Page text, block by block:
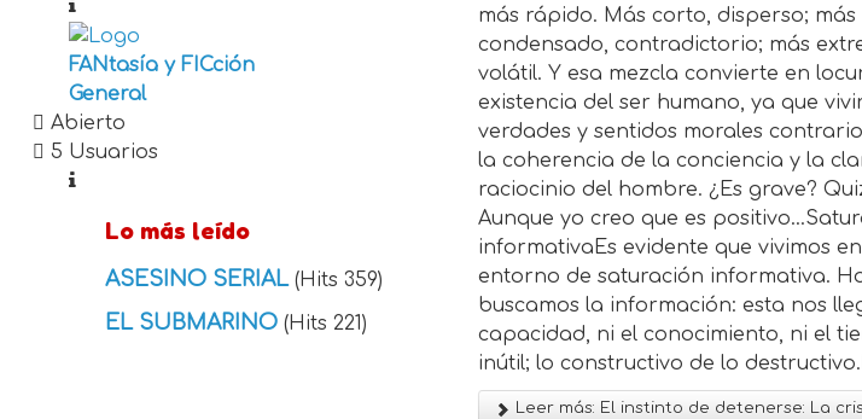
más rápido. Más corto, disperso; más
condensado, contradictorio; más
volátil. Y esa mezcla convierte en
existencia del ser humano, ya que
verdades y sentidos morales
la coherencia de la conciencia y la
raciocinio del hombre. ¿Es grave?
Aunque yo creo que es
informativaEs evidente que vivimos
entorno de saturación informativa.
buscamos la información: esta nos
capacidad, ni el conocimiento, ni el
inútil; lo constructivo de lo
Leer más: El instinto de detenerse: La
FANtasía y FICción
General
Abierto
5 Usuarios
Lo más leído
ASESINO SERIAL (Hits 359)
EL SUBMARINO (Hits 221)